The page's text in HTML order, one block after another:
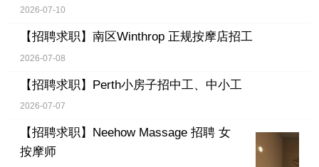
2026-07-10
【招聘求职】 南区Winthrop 正规按摩店招工
2026-07-08
【招聘求职】 Perth小房子招中工、中小工
2026-07-07
【招聘求职】
Neehow Massage 招聘 女
按摩师